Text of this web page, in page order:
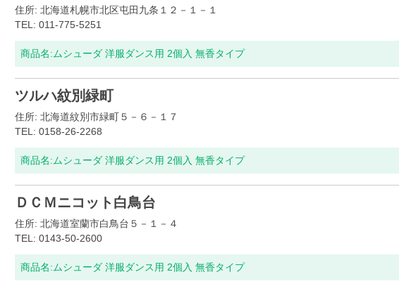
住所: 北海道札幌市北区屯田九条１２－１－１
TEL: 011-775-5251
商品名: ムシューダ 洋服ダンス用 2個入 無香タイプ
ツルハ紋別緑町
住所: 北海道紋別市緑町５－６－１７
TEL: 0158-26-2268
商品名: ムシューダ 洋服ダンス用 2個入 無香タイプ
ＤＣＭニコット白鳥台
住所: 北海道室蘭市白鳥台５－１－４
TEL: 0143-50-2600
商品名: ムシューダ 洋服ダンス用 2個入 無香タイプ